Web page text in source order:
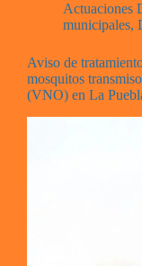
Actuaciones
municipales,
Aviso de
mosquitos
(VNO) en La